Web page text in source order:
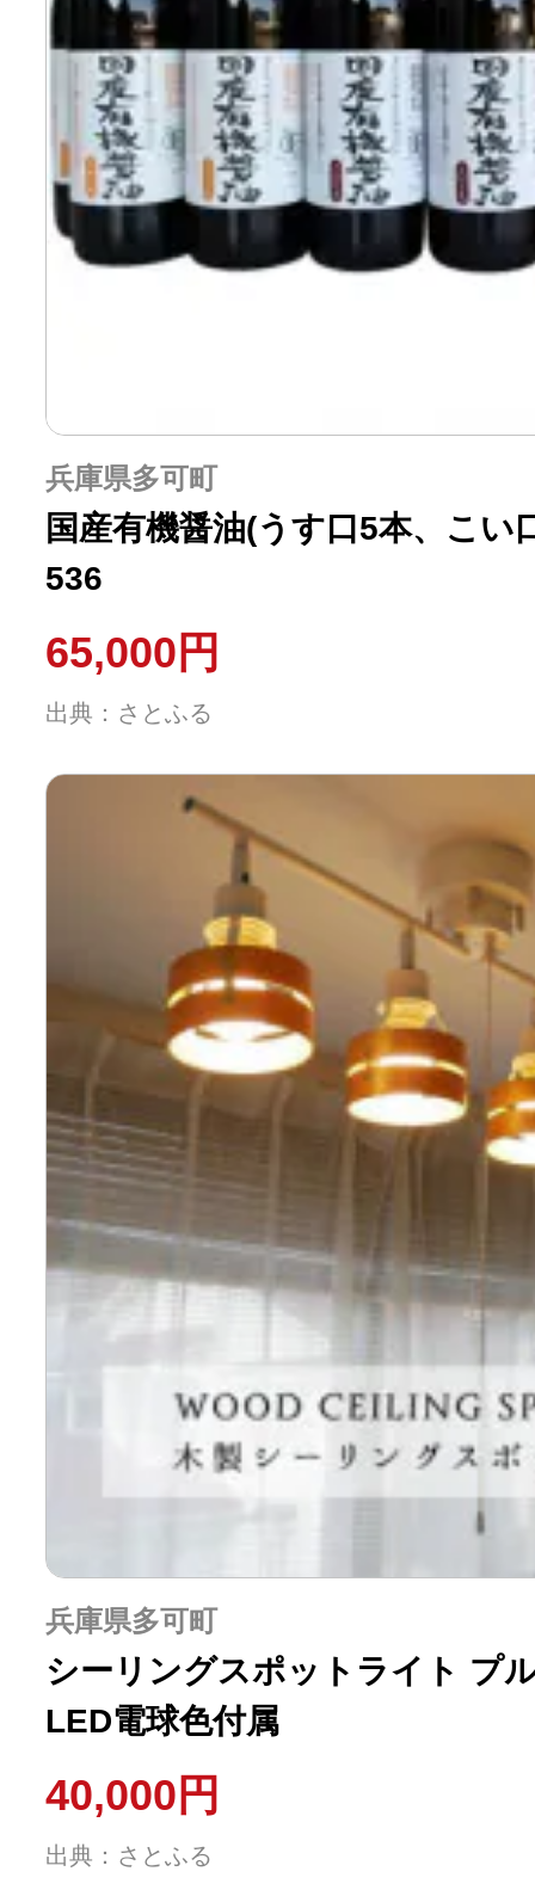
兵庫県多可町
国産有機醤油(うす口5本、こ
536
65,000円
出典：さとふる
兵庫県多可町
シーリングスポットライト プ
LED電球色付属
40,000円
出典：さとふる